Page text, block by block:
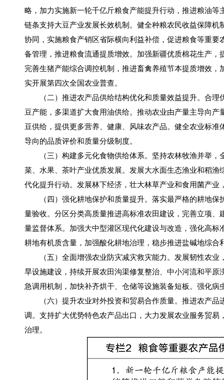
略，加力实施新一轮千亿斤粮食产能提升行动，推进粮油
链条支持大豆产业发展长效机制。健全种粮农民收益保障
协同，实施粮食产销区省际横向利益补偿，促进粮食等重
备管理，推进粮食流通提质增效。加强新疆优质棉花生产
完善生猪产能综合调控机制，推进畜禽养殖节本提质增效
实开展第四次全国农业普查。
（二）推进农产品供给结构优化和质量效益提升。合理
豆产能，多渠道扩大食用油供给。推动农业由产量主导向
豆供给，提供更多营养、健康、风味农产品。健全农业标
导向的品质评价和质量分级制度。
（三）构建多元化食物供给体系。坚持农林牧渔并举，
菜、水果、茶叶产业优质发展。发展大水面生态渔业和稻
代化提升行动。发展林下经济，壮大林草产业和食用菌产业
（四）强化耕地保护和质量提升。落实最严格的耕地保
量验收。分区分类高质量推进高标准农田建设，完善立项
量监督体系。加强大中型灌区现代化建设与改造，强化高
耕地有机质含量，加强酸化耕地治理，稳步推进盐碱地综合
（五）全面增强农业防灾减灾救灾能力。发展韧性农业
旱设施建设，持续开展农田沟渠修复整治、中小河流和平
急调用机制，加快补齐烘干、仓储等设施装备短板。强化
（六）提升农业对外投资和贸易合作质量。推进农产品
调。支持扩大优势特色农产品出口，大力发展农业服务贸
治理。